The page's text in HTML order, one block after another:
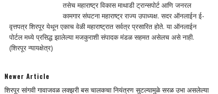
तसेच महाराष्ट्र विकास माथाडी ट्रान्सपोर्ट आणि जनरल
कामगार संघटना महाराष्ट्र राज्य उपाध्यक्ष. सदर ऑनलाईन ई-
वृत्तपत्र शिरपूर येथून एकाच वेळी महाराष्ट्रात सर्वत्र प्रसारित होते. या ऑनलाईन
पोर्टल मध्ये प्रसिद्ध झालेल्या मजकुराशी संपादक मंडळ सहमत असेलच असे नाही.
(शिरपूर न्यायक्षेत्र)
Newer Article
शिरपूर सांगवी गावाजवळ लक्झरी बस चालकचा नियंत्रण सुटल्यामुळे सरळ उभा असलेल्या